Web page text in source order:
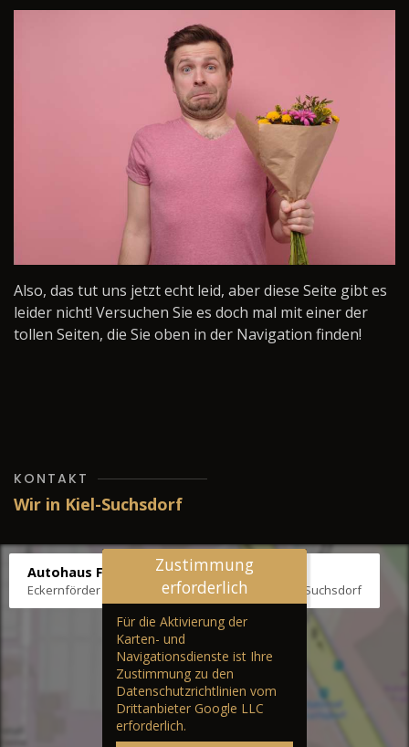
Also, das tut uns jetzt echt leid, aber diese Seite gibt es
leider nicht! Versuchen Sie es doch mal mit einer der
tollen Seiten, die Sie oben in der Navigation finden!
KONTAKT
Wir in Kiel-Suchsdorf
Autohaus Fräter
Eckernförder Str. /Klausbrooker Weg 1, 24107 Kiel-Suchsdorf
Zustimmung
erforderlich
Für die Aktivierung der
Karten- und
Navigationsdienste ist Ihre
Zustimmung zu den
Datenschutzrichtlinien vom
Drittanbieter Google LLC
erforderlich.